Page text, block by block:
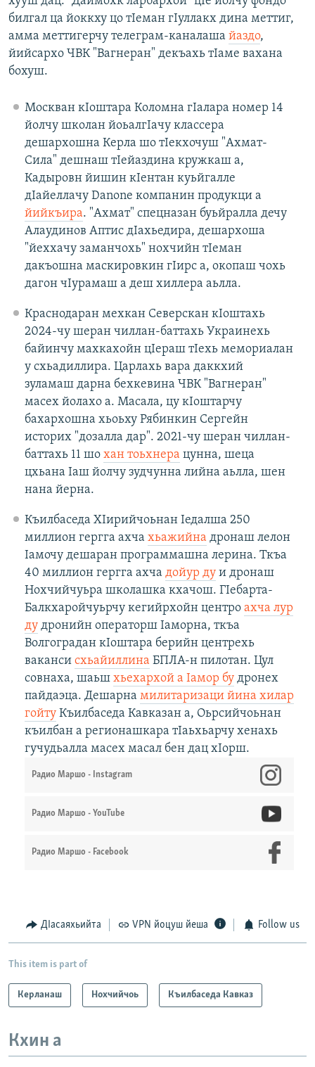
билгал ца йоккху цо тIеман гӀуллакх дина меттиг,
амма меттигерчу телеграм-каналаша йаздо,
йийсархо ЧВК "Вагнеран" декъахь тӀаме вахана
бохуш.
Москван кIоштара Коломна гIалара номер 14
йолчу школан йоьалгIачу классера
дешархошна Керла шо тIекхочуш "Ахмат-
Сила" дешнаш тIейаздина кружкаш а,
Кадыровн йишин кIентан куьйгалле
дIайеллачу Danonе компанин продукци а
йийкъира. "Ахмат" спецназан буьйралла дечу
Алаудинов Аптис дIахьедира, дешархоша
"йеххачу заманчохь" нохчийн тIеман
дакъошна маскировкин гIирс а, окопаш чохь
дагон чIурамаш а деш хиллера аьлла.
Краснодаран мехкан Северскан кӀоштахь
2024-чу шеран чиллан-баттахь Украинехь
байинчу махкахойн цӀераш тӀехь мемориалан
у схьадиллира. Царлахь вара даккхий
зуламаш дарна бехкевина ЧВК "Вагнеран"
масех йолахо а. Масала, цу кӀоштарчу
бахархошна хьоьху Рябинкин Сергейн
историх "дозалла дар". 2021-чу шеран чиллан-
баттахь 11 шо хан тоьхнера цунна, шеца
цхьана Iаш йолчу зудчунна лийна аьлла, шен
нана йерна.
Къилбаседа ХӀирийчоьнан Ӏедалша 250
миллион гергга ахча хьажийна дронаш лелон
Iамочу дешаран программашна лерина. Ткъа
40 миллион гергга ахча дойур дуи дронаш
Нохчийчуьра школашка кхачош. ГӀебарта-
Балкхаройчуьрчу кегийрхойн центро ахча лур
дудронийн операторш Ӏаморна, ткъа
Волгоградан кIоштара берийн центрехь
ваканси схьайиллина БПЛА-н пилотан. Цул
совнаха, шаьш хьехархой а Ӏамор будронех
пайдаэца. Дешарна милитаризаци йина хилар
гойтуКъилбаседа Кавказан а, Оьрсийчоьнан
къилбан а регионашкара тӀаьхьарчу хенахь
гучудьалла масех масал бен дац хIорш.
Радио Маршо - Instagram
Радио Маршо - YouTube
Радио Маршо - Facebook
ДIасаяхьийта VPN йоцуш йеша Follow us
This item is part of
Керланаш Нохчийчоь Къилбаседа Кавказ
Кхин а